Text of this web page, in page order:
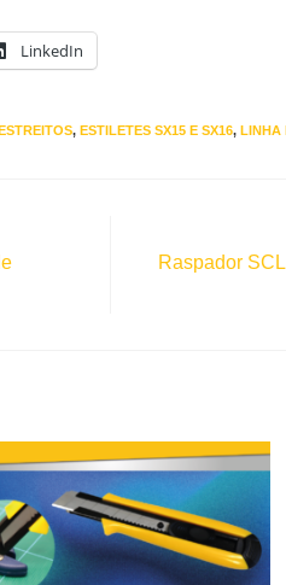
LinkedIn
, ESTILETES SX15 E SX16, LINHA
Raspador